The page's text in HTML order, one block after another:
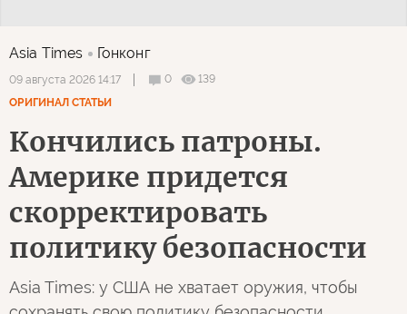
Asia Times Гонконг
09 августа 2026 14:17 0
139
ОРИГИНАЛ СТАТЬИ
Кончились патроны.
Америке придется
скорректировать
политику безопасности
Asia Times: у США не хватает оружия, чтобы